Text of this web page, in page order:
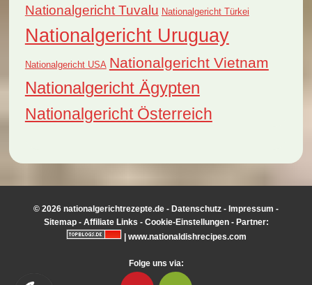
Nationalgericht Tuvalu Nationalgericht Türkei
Nationalgericht Uruguay
Nationalgericht USA Nationalgericht Vietnam
Nationalgericht Ägypten
Nationalgericht Österreich
© 2026 nationalgerichtrezepte.de - Datenschutz - Impressum -
Sitemap- Affiliate Links - Cookie-Einstellungen- Partner:
www.nationaldishrecipes.com
Folge uns via: